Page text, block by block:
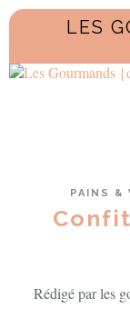
LES
PAINS &
Rédigé par les